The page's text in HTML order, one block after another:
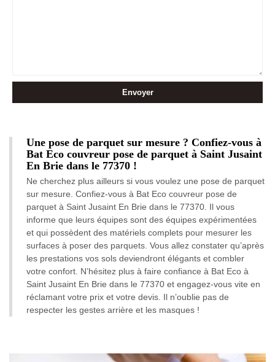
Une pose de parquet sur mesure ? Confiez-vous à
Bat Eco couvreur pose de parquet à Saint Jusaint
En Brie dans le 77370 !
Ne cherchez plus ailleurs si vous voulez une pose de parquet
sur mesure. Confiez-vous à Bat Eco couvreur pose de
parquet à Saint Jusaint En Brie dans le 77370. Il vous
informe que leurs équipes sont des équipes expérimentées
et qui possèdent des matériels complets pour mesurer les
surfaces à poser des parquets. Vous allez constater qu’après
les prestations vos sols deviendront élégants et combler
votre confort. N’hésitez plus à faire confiance à Bat Eco à
Saint Jusaint En Brie dans le 77370 et engagez-vous vite en
réclamant votre prix et votre devis. Il n’oublie pas de
respecter les gestes arrière et les masques !